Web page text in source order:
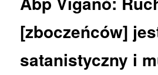
[zboczeńców]
satanistyczny i